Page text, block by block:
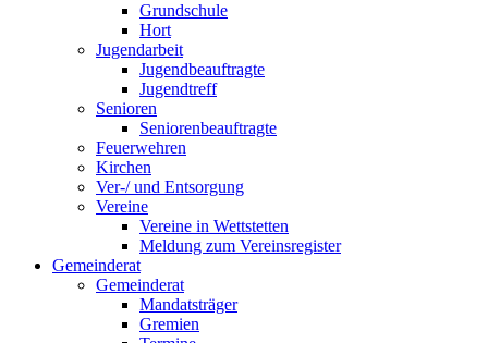
Grundschule
Hort
Jugendarbeit
Jugendbeauftragte
Jugendtreff
Senioren
Seniorenbeauftragte
Feuerwehren
Kirchen
Ver-/ und Entsorgung
Vereine
Vereine in Wettstetten
Meldung zum Vereinsregister
Gemeinderat
Gemeinderat
Mandatsträger
Gremien